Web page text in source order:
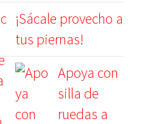
¡Sácale provecho a
tus piernas!
Apoya con
silla de
ruedas a